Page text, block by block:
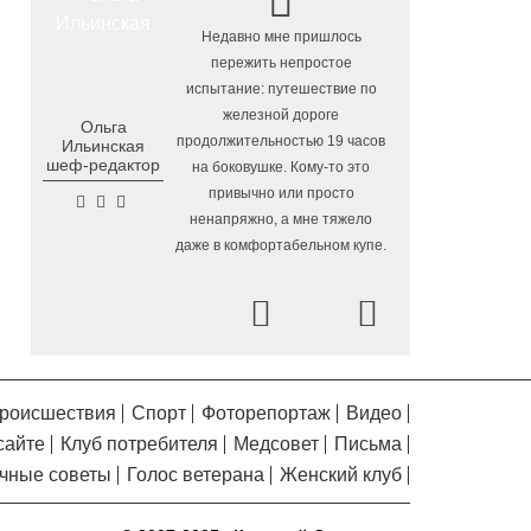
Осановская роща в
Вологде стала современным парком с
«есенинской» душой
Почти 13,5 тысячи человек
пострадали от клещей в Вологодской
области с начала сезона
5.08.2026 16:02
Георгий Филимонов: Мы
создаем новую архитектуру строительного
на Белозерском шоссе в Вологде
превратили в «космическую» галерею
раньше срока
5.08.2026 13:47 Вологодская область
вошла в число лидеров по росту
Ольга
Ильинская
шеф-редактор
Недавно мне пришлось
пережить непростое
испытание: путешествие по
железной дороге
продолжительностью 19 часов
на боковушке. Кому-то это
привычно или просто
ненапряжно, а мне тяжело
даже в комфортабельном купе.
Спорт Фоторепортаж
Видео
Клуб потребителя Медсовет
Письма
советы
Голос ветерана Женский клуб